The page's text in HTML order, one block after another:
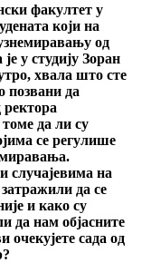
факултет у
који на
од
у студију Зоран
хвала што сте
позвани да
томе да ли су
се регулише
случајевима на
да се
и како су
да нам објасните
сада од